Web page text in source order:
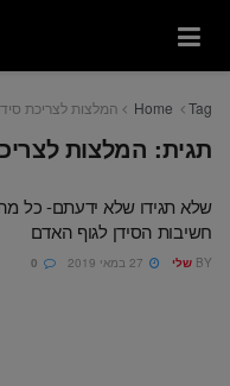
Home Tag המלצות לצריכת
תגית: המלצות
שלא תגידו שלא ידעתם- כל
חשיבות הסידן לגוף האדם
BY שלי